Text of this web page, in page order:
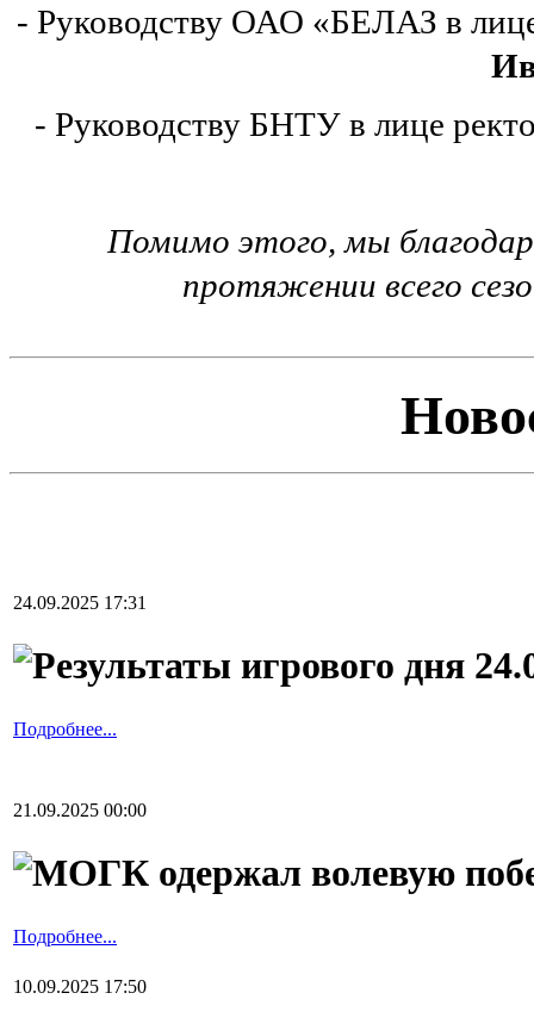
- Руководству ОАО «БЕЛАЗ в
- Руководству БНТУ в лице
Помимо этого, мы
протяжении всего
24.09.2025 17:31
Результаты игрового дня
Подробнее...
21.09.2025 00:00
МОГК одержал волевую
Подробнее...
10.09.2025 17:50